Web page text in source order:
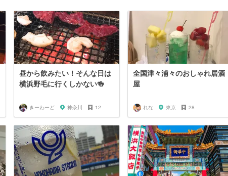
昼から飲みたい！そんな日は
横浜野毛に行くしかない🍻
きーわーど 神奈川 12
全国津々浦々のおしゃれ居酒
屋
れな 東京 28